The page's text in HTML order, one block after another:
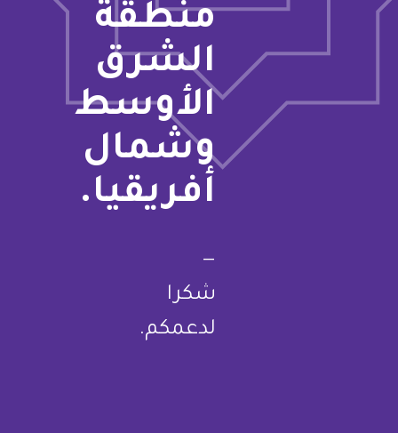
منطقة
الشرق
الأوسط
وشمال
أفريقيا.
—
شكرا
لدعمكم.